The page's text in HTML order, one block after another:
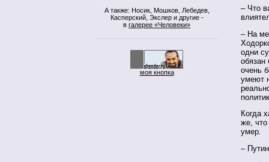
А также: Носик, Мошков, Лебедев,
Касперский, Экслер и другие -
в галерее «Человеки»
моя кнопка
– Что
– На
одни
обязан
очень
умеют
Когда
же, что
умер.
–